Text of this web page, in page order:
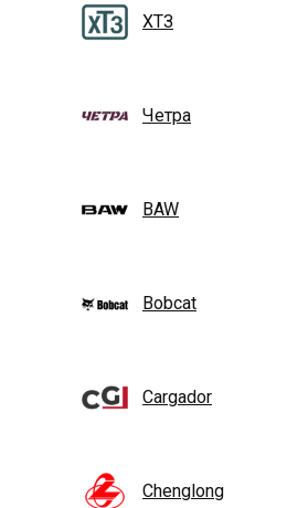
ХТЗ
Четра
BAW
Bobcat
Cargador
Chenglong